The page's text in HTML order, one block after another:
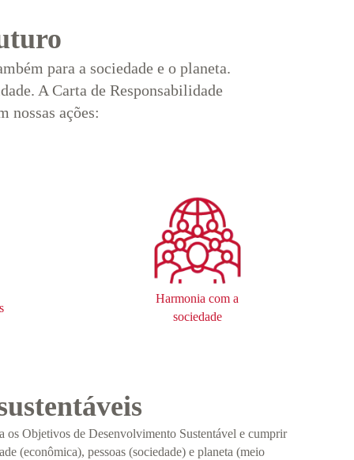
para a sociedade e o planeta.
A Carta de Responsabilidade
nossas ações:
Harmonia com a
sociedade
os Objetivos de Desenvolvimento Sustentável e cumprir
(econômica), pessoas (sociedade) e planeta (meio